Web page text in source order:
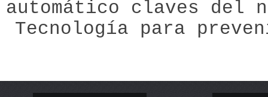
automático claves del
Tecnología para